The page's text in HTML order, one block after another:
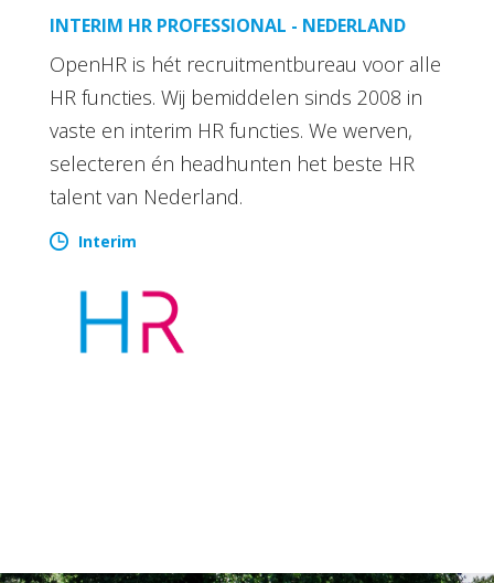
INTERIM HR PROFESSIONAL - NEDERLAND
OpenHR is hét recruitmentbureau voor alle
HR functies. Wij bemiddelen sinds 2008 in
vaste en interim HR functies. We werven,
selecteren én headhunten het beste HR
talent van Nederland.
Interim